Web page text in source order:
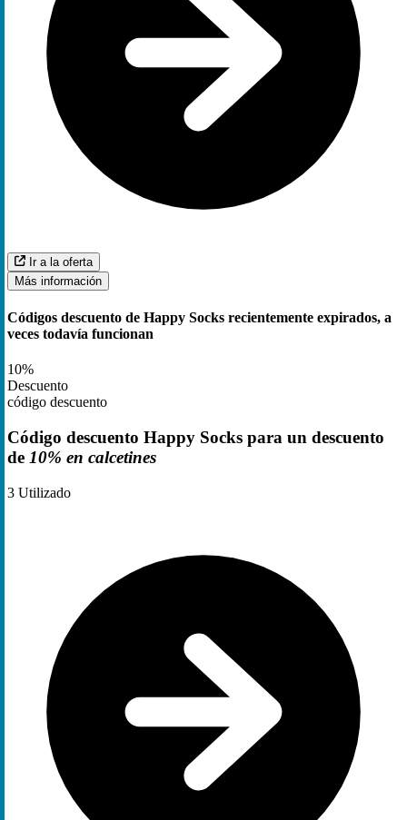
Ir a la oferta
Más información
Códigos descuento de Happy Socks recientemente expirados, a
veces todavía funcionan
10%
Descuento
código descuento
Código descuento Happy Socks para un descuento
de 10% en calcetines
3 Utilizado